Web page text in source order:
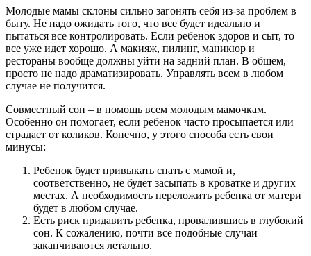
Молодые мамы склоны сильно загонять себя из-за проблем в
быту. Не надо ожидать того, что все будет идеально и
пытаться все контролировать. Если ребенок здоров и сыт, то
все уже идет хорошо. А макияж, пилинг, маникюр и
рестораны вообще должны уйти на задний план. В общем,
просто не надо драматизировать. Управлять всем в любом
случае не получится.
Совместный сон – в помощь всем молодым мамочкам.
Особенно он помогает, если ребенок часто просыпается или
страдает от коликов. Конечно, у этого способа есть свои
минусы:
Ребенок будет привыкать спать с мамой и,
соответственно, не будет засыпать в кроватке и других
местах. А необходимость переложить ребенка от матери
будет в любом случае.
Есть риск придавить ребенка, провалившись в глубокий
сон. К сожалению, почти все подобные случаи
заканчиваются летально.